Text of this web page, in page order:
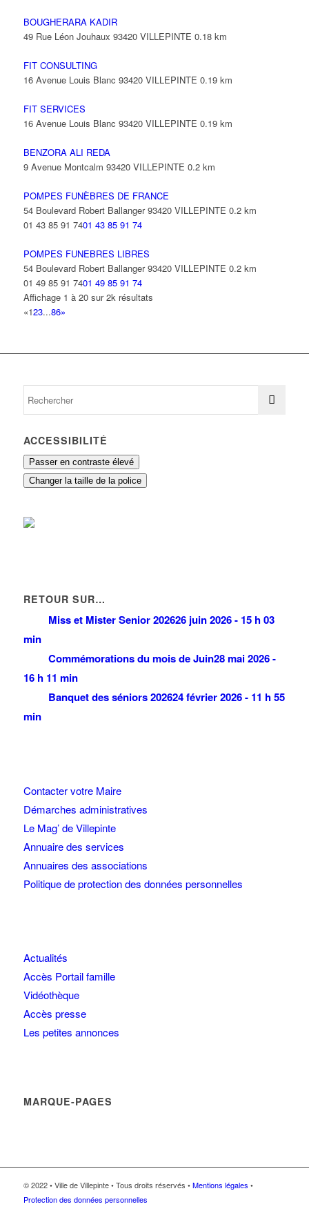
BOUGHERARA KADIR
49 Rue Léon Jouhaux 93420 VILLEPINTE 0.18 km
FIT CONSULTING
16 Avenue Louis Blanc 93420 VILLEPINTE 0.19 km
FIT SERVICES
16 Avenue Louis Blanc 93420 VILLEPINTE 0.19 km
BENZORA ALI REDA
9 Avenue Montcalm 93420 VILLEPINTE 0.2 km
POMPES FUNÈBRES DE FRANCE
54 Boulevard Robert Ballanger 93420 VILLEPINTE 0.2 km
01 43 85 91 7401 43 85 91 74
POMPES FUNEBRES LIBRES
54 Boulevard Robert Ballanger 93420 VILLEPINTE 0.2 km
01 49 85 91 7401 49 85 91 74
Affichage 1 à 20 sur 2k résultats
«123...86»
ACCESSIBILITÉ
Passer en contraste élevé
Changer la taille de la police
RETOUR SUR…
Miss et Mister Senior 202626 juin 2026 - 15 h 03
min
Commémorations du mois de Juin28 mai 2026 -
16 h 11 min
Banquet des séniors 202624 février 2026 - 11 h 55
min
Contacter votre Maire
Démarches administratives
Le Mag’ de Villepinte
Annuaire des services
Annuaires des associations
Politique de protection des données personnelles
Actualités
Accès Portail famille
Vidéothèque
Accès presse
Les petites annonces
MARQUE-PAGES
© 2022 • Ville de Villepinte • Tous droits réservés •Mentions légales •
Protection des données personnelles